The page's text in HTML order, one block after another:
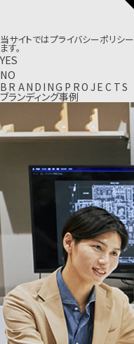
当サイトではプライバシーポリシー
ます。
YES
NO
B R AN D I NG P RO J E C TS
ブランディング事例